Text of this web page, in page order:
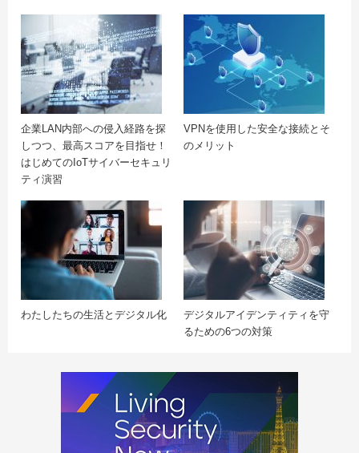
企業LAN内部への侵入経路を探
しつつ、最高スコアを目指せ！
はじめてのIoTサイバーセキュリ
ティ演習
VPNを使用した安全な接続とそ
のメリット
わたしたちの生活とデジタル化
デジタルアイデンティティを守
るための6つの対策